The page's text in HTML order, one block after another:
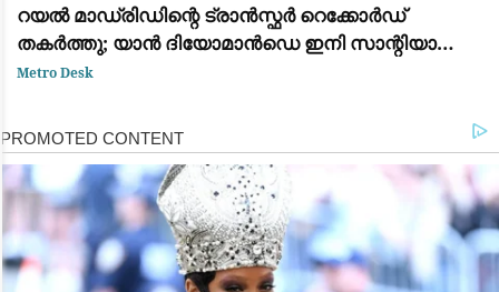
റയൽ മാഡ്രിഡിന്റെ ട്രാൻസ്ഫർ റെക്കോർഡ്
തകർത്തു; യാൻ ദിയോമാൻഡെ ഇനി സാന്റിയാഗോ
ബെർണബ്യൂവിൽ
Metro Desk